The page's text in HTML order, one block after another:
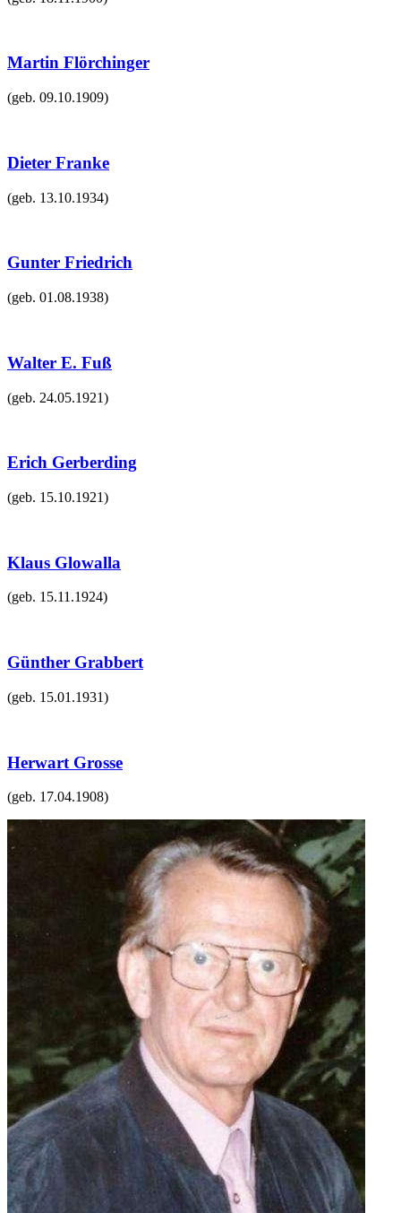
Martin Flörchinger
(geb. 09.10.1909)
Dieter Franke
(geb. 13.10.1934)
Gunter Friedrich
(geb. 01.08.1938)
Walter E. Fuß
(geb. 24.05.1921)
Erich Gerberding
(geb. 15.10.1921)
Klaus Glowalla
(geb. 15.11.1924)
Günther Grabbert
(geb. 15.01.1931)
Herwart Grosse
(geb. 17.04.1908)